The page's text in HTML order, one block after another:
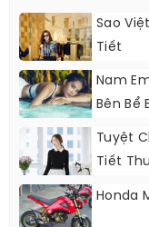
Sao
Tiết
Nam
Bên Bể
Tuyệt
Tiết Thu
Honda